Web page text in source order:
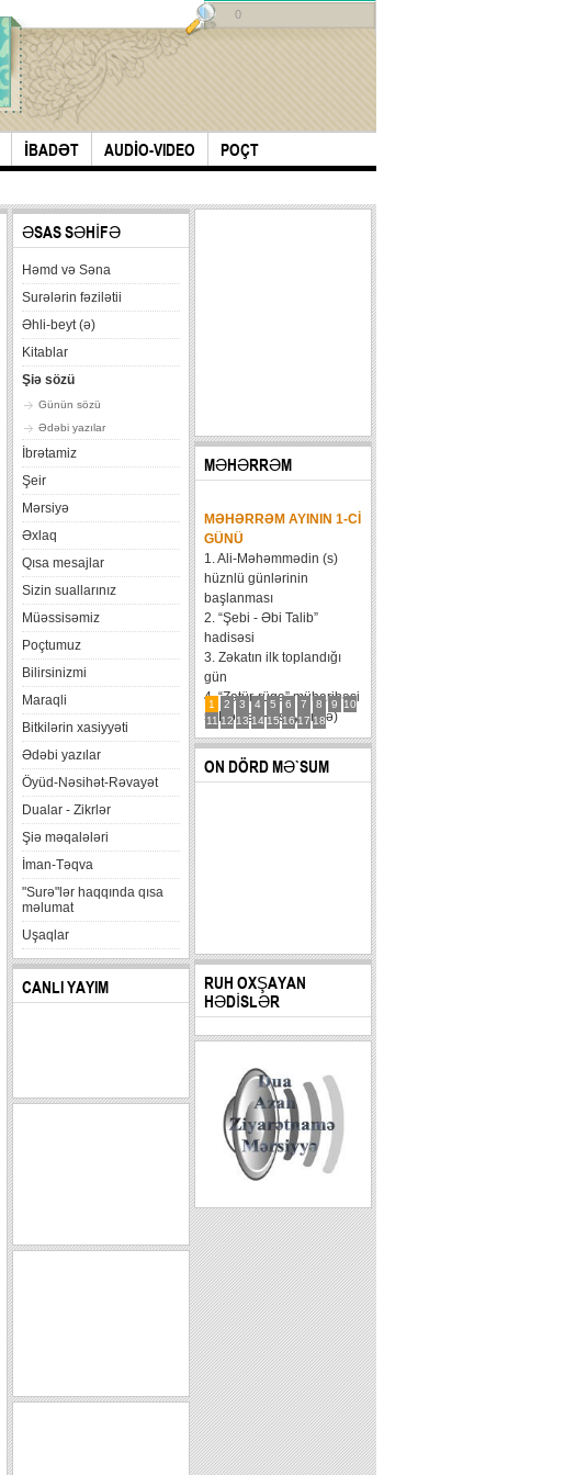
İBADƏT AUDİO-VIDEO POÇT
0
ƏSAS SƏHİFƏ
Həmd və Səna
Surələrin fəzilətii
Əhli-beyt (ə)
Kitablar
Şiə sözü
Günün sözü
Ədəbi yazılar
İbrətamiz
Şeir
Mərsiyə
Əxlaq
Qısa mesajlar
Sizin suallarınız
Müəssisəmiz
Poçtumuz
Bilirsinizmi
Maraqli
Bitkilərin xasiyyəti
Ədəbi yazılar
Öyüd-Nəsihət-Rəvayət
Dualar - Zikrlər
Şiə məqalələri
İman-Təqva
"Surə"lər haqqında qısa
məlumat
Uşaqlar
CANLI YAYIM
MƏHƏRRƏM
1 2 3 4 5 6 7 8 9
10
11 12 13 14 15 16 17 18
MƏHƏRRƏM AYININ 1-CI
GÜNÜ
1. Ali-Məhəmmədin (s)
hüznlü günlərinin
başlanması
2. “Şebi - Əbi Talib”
hadisəsi
3. Zəkatın ilk toplandığı
gün
4. “Zatür-rüqa” müharibəsi
5. Həzrət Hüseynin (ə)
karvanının Bəni Məqatilin
qəsrinə çatması
6....
ON DÖRD MƏ`SUM
RUH OXŞAYAN
HƏDİSLƏR